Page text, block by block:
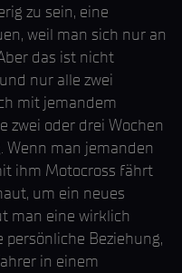
zu sein, eine
weil man sich nur an
das ist nicht
nur alle zwei
mit jemandem
zwei oder drei Wochen
Wenn man jemanden
ihm Motocross fährt
um ein neues
man eine wirklich
Beziehung,
in einem